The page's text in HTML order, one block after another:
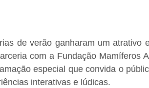
de verão ganharam um atrativo
com a Fundação Mamíferos
especial que convida o
interativas e lúdicas.